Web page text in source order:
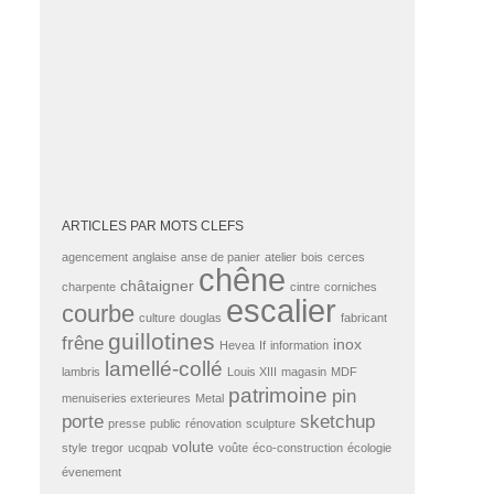
ARTICLES PAR MOTS CLEFS
agencement anglaise anse de panier atelier bois cerces
charpente châtaigner chêne cintre corniches
courbe culture douglas escalier fabricant
frêne guillotines Hevea If information inox
lambris lamellé-collé Louis XIII magasin MDF
menuiseries exterieures Metal patrimoine pin
porte presse public rénovation sculpture sketchup
style tregor ucqpab volute voûte éco-construction écologie
évenement